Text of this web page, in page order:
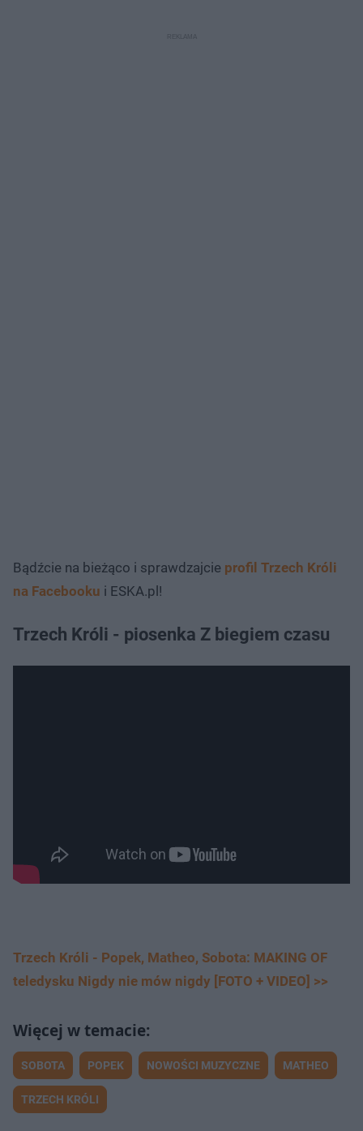
Bądźcie na bieżąco i sprawdzajcie profil Trzech Króli
na Facebooku i ESKA.pl!
Trzech Króli - piosenka Z biegiem czasu
Trzech Króli - Popek, Matheo, Sobota: MAKING OF
teledysku Nigdy nie mów nigdy [FOTO + VIDEO] >>
SOBOTA POPEK NOWOŚCI MUZYCZNE MATHEO
TRZECH KRÓLI